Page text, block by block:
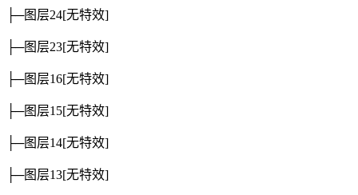
├─图层24[无特效]
├─图层23[无特效]
├─图层16[无特效]
├─图层15[无特效]
├─图层14[无特效]
├─图层13[无特效]